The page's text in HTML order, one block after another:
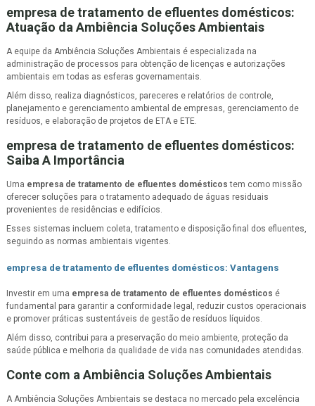
empresa de tratamento de efluentes domésticos:
Atuação da Ambiência Soluções Ambientais
A equipe da Ambiência Soluções Ambientais é especializada na
administração de processos para obtenção de licenças e autorizações
ambientais em todas as esferas governamentais.
Além disso, realiza diagnósticos, pareceres e relatórios de controle,
planejamento e gerenciamento ambiental de empresas, gerenciamento de
resíduos, e elaboração de projetos de ETA e ETE.
empresa de tratamento de efluentes domésticos:
Saiba A Importância
Uma empresa de tratamento de efluentes domésticos tem como missão
oferecer soluções para o tratamento adequado de águas residuais
provenientes de residências e edifícios.
Esses sistemas incluem coleta, tratamento e disposição final dos efluentes,
seguindo as normas ambientais vigentes.
empresa de tratamento de efluentes domésticos: Vantagens
Investir em uma empresa de tratamento de efluentes domésticos é
fundamental para garantir a conformidade legal, reduzir custos operacionais
e promover práticas sustentáveis de gestão de resíduos líquidos.
Além disso, contribui para a preservação do meio ambiente, proteção da
saúde pública e melhoria da qualidade de vida nas comunidades atendidas.
Conte com a Ambiência Soluções Ambientais
A Ambiência Soluções Ambientais se destaca no mercado pela excelência